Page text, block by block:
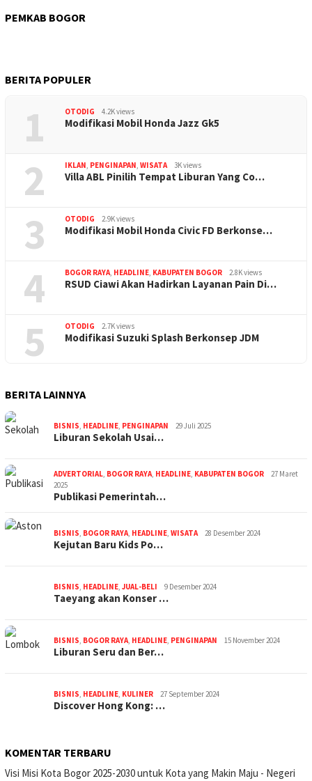
PEMKAB BOGOR
BERITA POPULER
1 OTODIG 4.2K views
Modifikasi Mobil Honda Jazz Gk5
2 IKLAN, PENGINAPAN, WISATA 3K views
Villa ABL Pinilih Tempat Liburan Yang Co…
3 OTODIG 2.9K views
Modifikasi Mobil Honda Civic FD Berkonse…
4 BOGOR RAYA, HEADLINE, KABUPATEN BOGOR 2.8K views
RSUD Ciawi Akan Hadirkan Layanan Pain Di…
5 OTODIG 2.7K views
Modifikasi Suzuki Splash Berkonsep JDM
BERITA LAINNYA
BISNIS, HEADLINE, PENGINAPAN 29 Juli 2025
Liburan Sekolah Usai…
ADVERTORIAL, BOGOR RAYA, HEADLINE, KABUPATEN BOGOR
27 Maret
2025
Publikasi Pemerintah…
BISNIS, BOGOR RAYA, HEADLINE, WISATA 28 Desember 2024
Kejutan Baru Kids Po…
BISNIS, HEADLINE, JUAL-BELI 9 Desember 2024
Taeyang akan Konser …
BISNIS, BOGOR RAYA, HEADLINE, PENGINAPAN 15 November 2024
Liburan Seru dan Ber…
BISNIS, HEADLINE, KULINER 27 September 2024
Discover Hong Kong: …
KOMENTAR TERBARU
Visi Misi Kota Bogor 2025-2030 untuk Kota yang Makin Maju - Negeri